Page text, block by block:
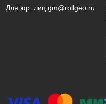
Для юр. лиц:gm@rollgeo.ru